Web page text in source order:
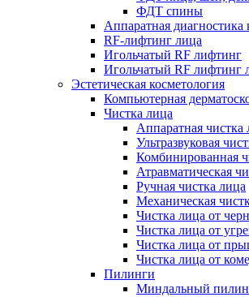
ФДТ спины
Аппаратная диагностика
RF-лифтинг лица
Игольчатый RF лифтинг
Игольчатый RF лифтинг
Эстетическая косметология
Компьютерная
Чистка лица
Аппаратная чистка
Ультразвуковая
Комбинированная
Атравматическая
Ручная чистка лица
Механическая
Чистка лица от
Чистка лица от
Чистка лица от
Чистка лица от
Пилинги
Миндальный